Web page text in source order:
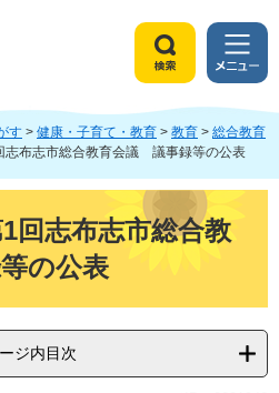
索
メ
ニ
ュ
ー
す > 健康・子育て・教育 > 教育 > 総合教育
布志市総合教育会議 議事録等の公表
志布志市総合教
の公表
ジ内目次